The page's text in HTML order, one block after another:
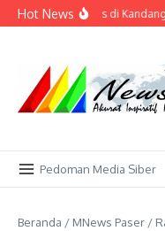
Lewati ke konten
Hot NewsBidik Emas di
Pedoman Media Siber
Beranda / MNews Paser /